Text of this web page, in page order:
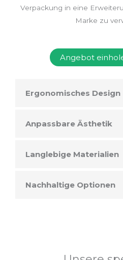
Verpackung in eine
Marke zu
Angebot
Ergonomisches Design
Anpassbare Ästhetik
Langlebige Materialien
Nachhaltige Optionen